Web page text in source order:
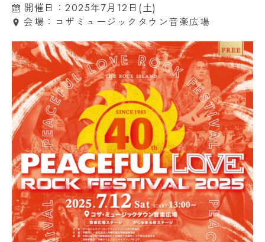
開催日：2025年7月12日(土)
会場：コザミュージックタウン音楽広場